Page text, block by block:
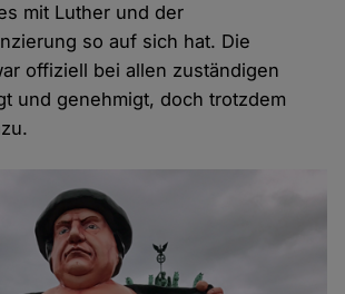
mit Luther und der
so auf sich hat. Die
offiziell bei allen zuständigen
und genehmigt, doch trotzdem